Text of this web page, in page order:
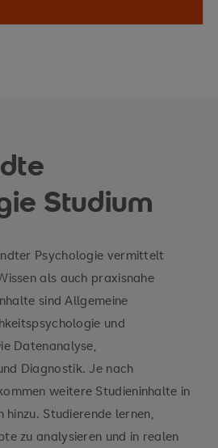
Studium
Psychologie vermittelt
als auch praxisnahe
sind Allgemeine
und
Datenanalyse,
Diagnostik. Je nach
weitere Studieninhalte in
Studierende lernen,
zu analysieren und in realen